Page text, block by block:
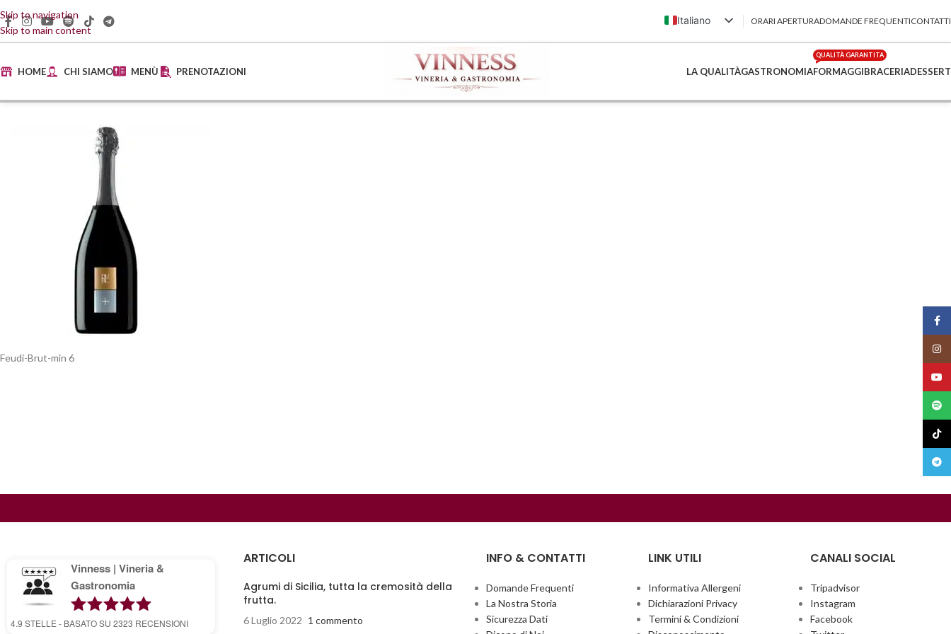
Skip to navigation
Skip to main content
Italiano
English (UK)
Français
ORARI APERTURADOMANDE FREQUENTICONTATTI
HOME CHI SIAMO MENÙ PRENOTAZIONI LA QUALITÀGASTRONOMIAFORMAGGI
QUALITÀ GARANTITA
BRACERIADESSERT
Feudi-Brut-min 6
Vinness | Vineria &
Gastronomia
4.9 STELLE - BASATO SU 2323 RECENSIONI
ARTICOLI
Agrumi di Sicilia, tutta la cremosità della
frutta.
6 Luglio 2022 1 commento
INFO & CONTATTI
Domande Frequenti
La Nostra Storia
Sicurezza Dati
LINK UTILI
Informativa Allergeni
Dichiarazioni Privacy
Termini & Condizioni
CANALI SOCIAL
Tripadvisor
Instagram
Facebook